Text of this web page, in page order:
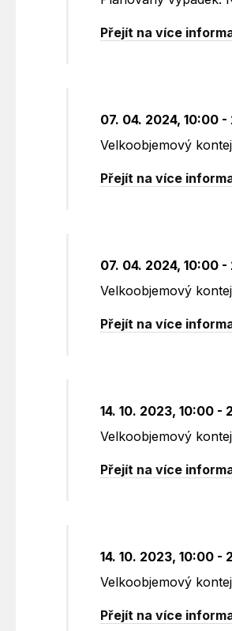
Přejít na více
07. 04. 2024, 10:00
Velkoobjemový
Přejít na více
07. 04. 2024, 10:00
Velkoobjemový
Přejít na více
14. 10. 2023, 10:00 -
Velkoobjemový
Přejít na více
14. 10. 2023, 10:00 -
Velkoobjemový
Přejít na více